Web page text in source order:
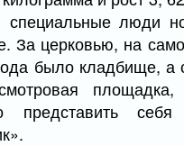
специальные люди
За церковью, на
было кладбище, а
представить себя